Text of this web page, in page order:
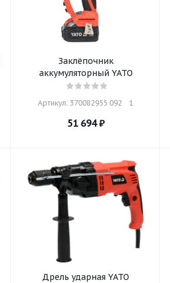
Заклёпочник
аккумуляторный YATO
Артикул: 370082955 092    1
51 694₽
Дрель ударная YATO